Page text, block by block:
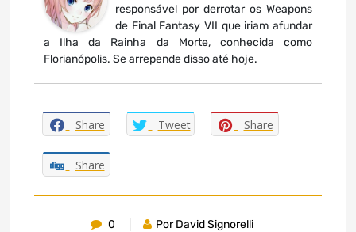
responsável por derrotar os Weapons
de Final Fantasy VII que iriam afundar
a Ilha da Rainha da Morte, conhecida como
Florianópolis. Se arrepende disso até hoje.
Share Tweet Share
Share
0
Por David Signorelli